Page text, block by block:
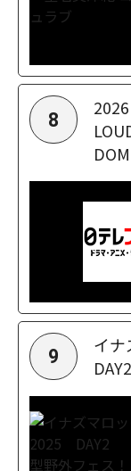
8
9
イ